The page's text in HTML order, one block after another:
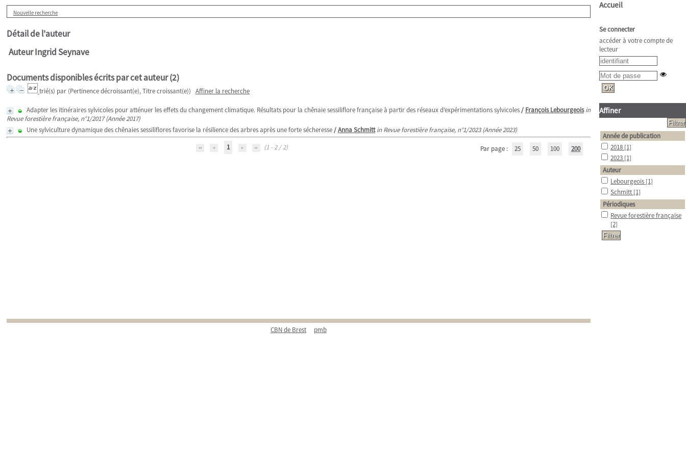
Nouvelle recherche
Détail de l'auteur
Auteur Ingrid Seynave
Documents disponibles écrits par cet auteur (2)
trié(s) par (Pertinence décroissant(e), Titre croissant(e)) Affiner la recherche
Adapter les itinéraires sylvicoles pour atténuer les effets du changement climatique. Résultats pour la chênaie sessiliflore française à partir des réseaux d’expérimentations sylvicoles/ François Lebourgeois in
Revue forestière française, n°1/2017 (Année 2017)
Une sylviculture dynamique des chênaies sessiliflores favorise la résilience des arbres après une forte sécheresse/Anna Schmitt in Revue forestière française, n°1/2023 (Année 2023)
1
(1 - 2 / 2) Par page : 25 50 100 200
CBN de Brest pmb
Accueil
Se connecter
accéder à votre compte de
lecteur
Affiner
Année de publication
2018 [1]
2023 [1]
Auteur
Lebourgeois [1]
Schmitt [1]
Périodiques
Revue forestière française
[2]